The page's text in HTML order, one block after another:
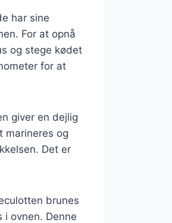
har sine
For at opnå
og stege kødet
for at
giver en dejlig
marineres og
Det er
brunes
ovnen. Denne